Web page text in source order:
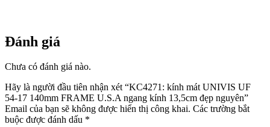
Đánh giá
Chưa có đánh giá nào.
Hãy là người đầu tiên nhận xét “KC4271: kính mát UNIVIS UF
54-17 140mm FRAME U.S.A ngang kính 13,5cm đẹp nguyên”
Email của bạn sẽ không được hiển thị công khai. Các trường bắt
buộc được đánh dấu *